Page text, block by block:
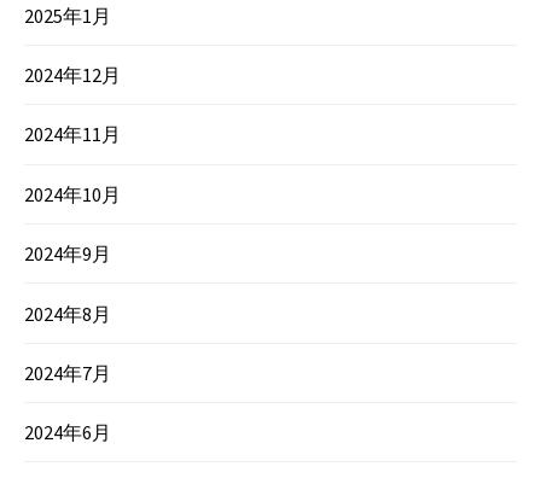
2025年1月
2024年12月
2024年11月
2024年10月
2024年9月
2024年8月
2024年7月
2024年6月